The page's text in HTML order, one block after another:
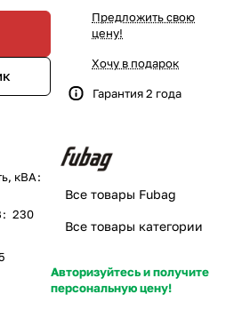
кВА:
: 230
Предложить свою
цену!
Хочу в подарок
Гарантия 2 года
Все товары Fubag
Все товары категории
Авторизуйтесь и получите
персональную цену!